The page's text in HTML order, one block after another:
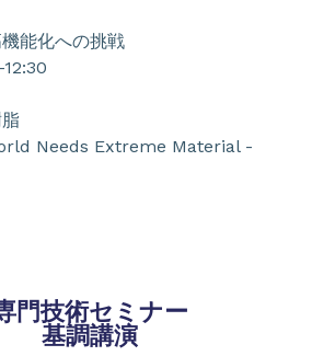
能化への挑戦
Needs Extreme Material -
門技術セミナー
基調講演